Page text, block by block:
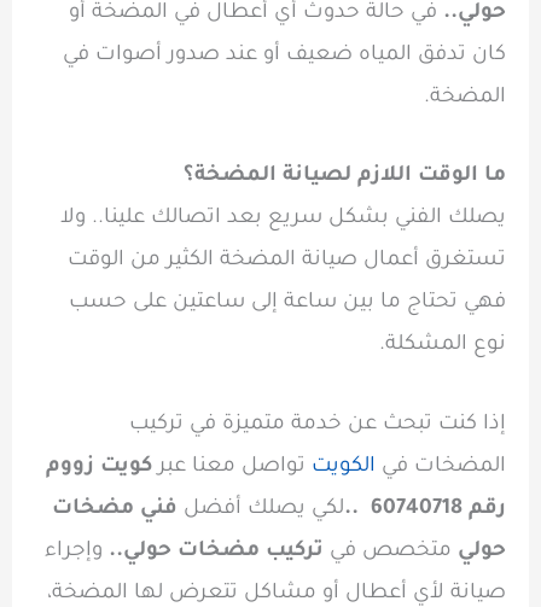
حولي.. في حالة حدوث أي أعطال في المضخة أو
كان تدفق المياه ضعيف أو عند صدور أصوات في
المضخة.
ما الوقت اللازم لصيانة المضخة؟
يصلك الفني بشكل سريع بعد اتصالك علينا.. ولا
تستغرق أعمال صيانة المضخة الكثير من الوقت
فهي تحتاج ما بين ساعة إلى ساعتين على حسب
نوع المشكلة.
إذا كنت تبحث عن خدمة متميزة في تركيب
المضخات في الكويت تواصل معنا عبركويت زووم
رقم 60740718 ..
لكي يصلك أفضل فني مضخات
حولي متخصص في تركيب مضخات حولي.. وإجراء
صيانة لأي أعطال أو مشاكل تتعرض لها المضخة،